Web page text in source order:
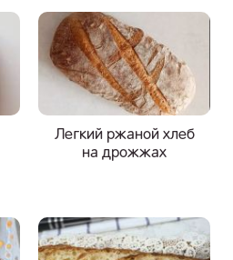
Легкий ржаной хлеб
на дрожжах